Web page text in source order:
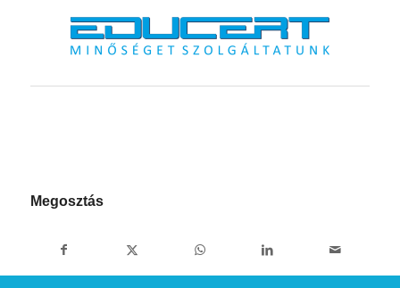
Megosztás